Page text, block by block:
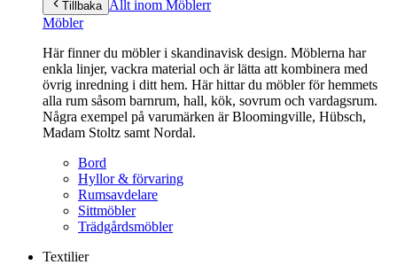
Tillbaka Allt inom Möblerr
Möbler
Här finner du möbler i skandinavisk design. Möblerna har
enkla linjer, vackra material och är lätta att kombinera med
övrig inredning i ditt hem. Här hittar du möbler för hemmets
alla rum såsom barnrum, hall, kök, sovrum och vardagsrum.
Några exempel på varumärken är Bloomingville, Hübsch,
Madam Stoltz samt Nordal.
Bord
Hyllor & förvaring
Rumsavdelare
Sittmöbler
Trädgårdsmöbler
Textilier